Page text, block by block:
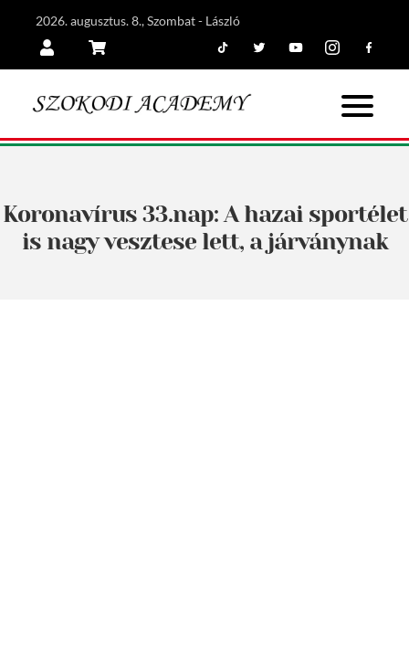
2026. augusztus. 8., Szombat - László
Koronavírus 33.nap: A hazai sportélet
is nagy vesztese lett, a járványnak